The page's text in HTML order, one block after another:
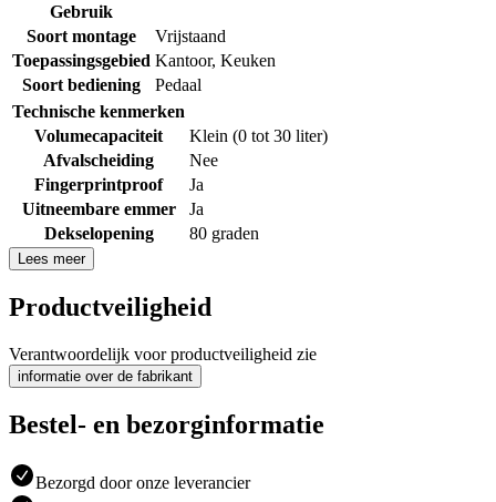
Gebruik
Soort montage
Vrijstaand
Toepassingsgebied Kantoor, Keuken
Soort bediening
Pedaal
Technische kenmerken
Volumecapaciteit
Klein (0 tot 30 liter)
Afvalscheiding
Nee
Fingerprintproof
Ja
Uitneembare emmer
Ja
Dekselopening
80 graden
Lees meer
Productveiligheid
Verantwoordelijk voor productveiligheid zie
informatie over de fabrikant
Bestel- en bezorginformatie
Bezorgd door onze leverancier